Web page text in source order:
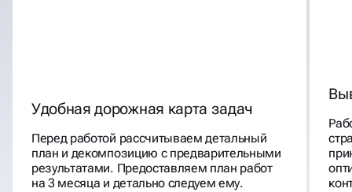
Удобная дорожная карта задач
Перед работой рассчитываем детальный
план и декомпозицию с предварительными
результатами. Предоставляем план работ
на 3 месяца и детально следуем ему.